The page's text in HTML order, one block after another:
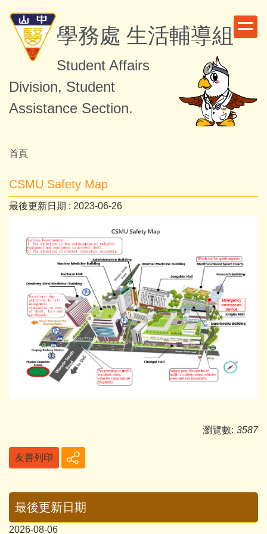
到
容
區
學務處 生活輔導組
Student Affairs
Division, Student
Assistance Section.
首頁
CSMU Safety Map
最後更新日期 : 2023-06-26
瀏覽數: 3587
友善列印
最後更新日期
2026-08-06